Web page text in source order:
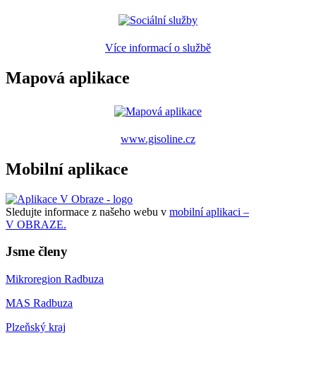
Více informací o službě
Mapová aplikace
www.gisoline.cz
Mobilní aplikace
Sledujte informace z našeho webu v mobilní aplikaci –
V OBRAZE.
Jsme členy
Mikroregion Radbuza
MAS Radbuza
Plzeňský kraj